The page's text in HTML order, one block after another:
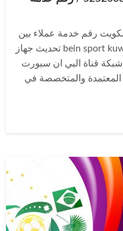
رقم خدمة عملاء بين
سبورت الكويت تجديد اشتراك bein sport kuwait تحديث جهاز
قناة البي ان سبورت
المعتمدة والمتخصصة في